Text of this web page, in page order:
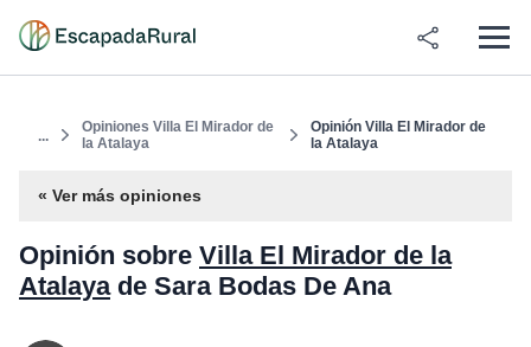
...
Opiniones Villa El Mirador de
la Atalaya
Opinión Villa El Mirador de
la Atalaya
« Ver más opiniones
Opinión sobre Villa El Mirador de la
Atalayade Sara Bodas De Ana